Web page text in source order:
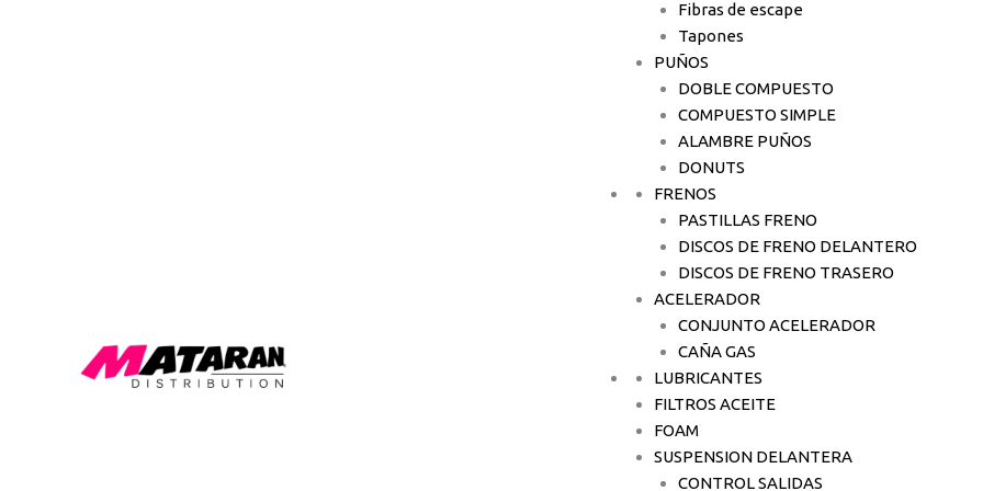
Fibras de escape
Tapones
PUÑOS
DOBLE COMPUESTO
COMPUESTO SIMPLE
ALAMBRE PUÑOS
DONUTS
FRENOS
PASTILLAS FRENO
DISCOS DE FRENO DELANTERO
DISCOS DE FRENO TRASERO
ACELERADOR
CONJUNTO ACELERADOR
CAÑA GAS
LUBRICANTES
FILTROS ACEITE
FOAM
SUSPENSION DELANTERA
CONTROL SALIDAS